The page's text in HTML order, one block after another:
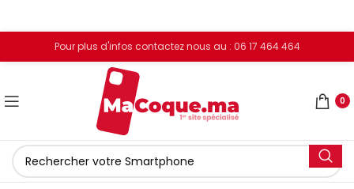
Pour plus d'infos contactez nous au : 06 17 464 464
0